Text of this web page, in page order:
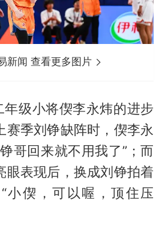
新闻 查看更多图片
年级小将偰李永炜的进步
赛季刘铮缺阵时，偰李永
哥回来就不用我了”；而
眼表现后，换成刘铮拍着
小偰，可以喔，顶住压